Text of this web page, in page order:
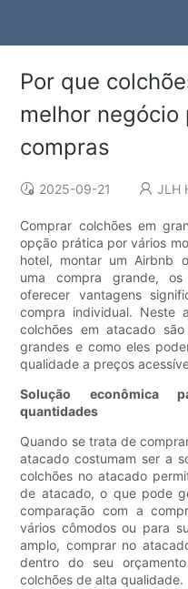
Por que
melhor negócio
compras
2025-09-21 JLH
Comprar colchões em
opção prática por vários
hotel, montar um Airbnb
uma compra grande,
oferecer vantagens
compra individual. Neste
colchões em atacado
grandes e como eles
qualidade a preços
Solução econômica
quantidades
Quando se trata de
atacado costumam ser a
colchões no atacado
de atacado, o que pode
comparação com a
vários cômodos ou para
amplo, comprar no
dentro do seu
colchões de alta qualidade.